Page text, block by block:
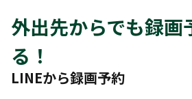
外出先からでも録画
る！
LINEから録画予約